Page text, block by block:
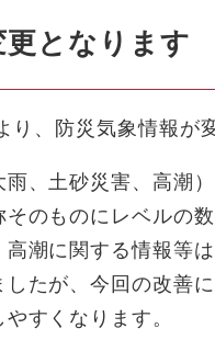
更となります
、防災気象情報が
、土砂災害、高潮
のものにレベルの
潮に関する情報等
たが、今回の改善
すくなります。